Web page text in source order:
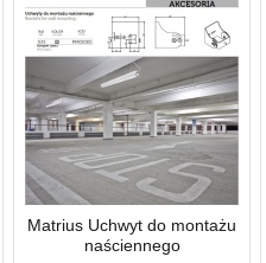
Matrius Uchwyt do montażu
naściennego